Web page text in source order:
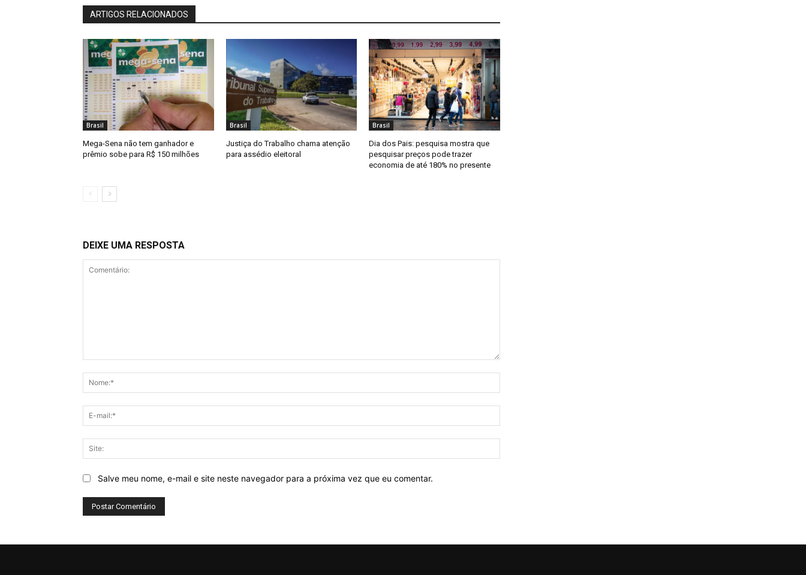
ARTIGOS RELACIONADOS
Brasil
Mega-Sena não tem ganhador e
prêmio sobe para R$ 150 milhões
Brasil
Justiça do Trabalho chama atenção
para assédio eleitoral
Brasil
Dia dos Pais: pesquisa mostra que
pesquisar preços pode trazer
economia de até 180% no presente
DEIXE UMA RESPOSTA
mail:*
Salve meu nome, e-mail e site neste navegador para a próxima vez que eu comentar.